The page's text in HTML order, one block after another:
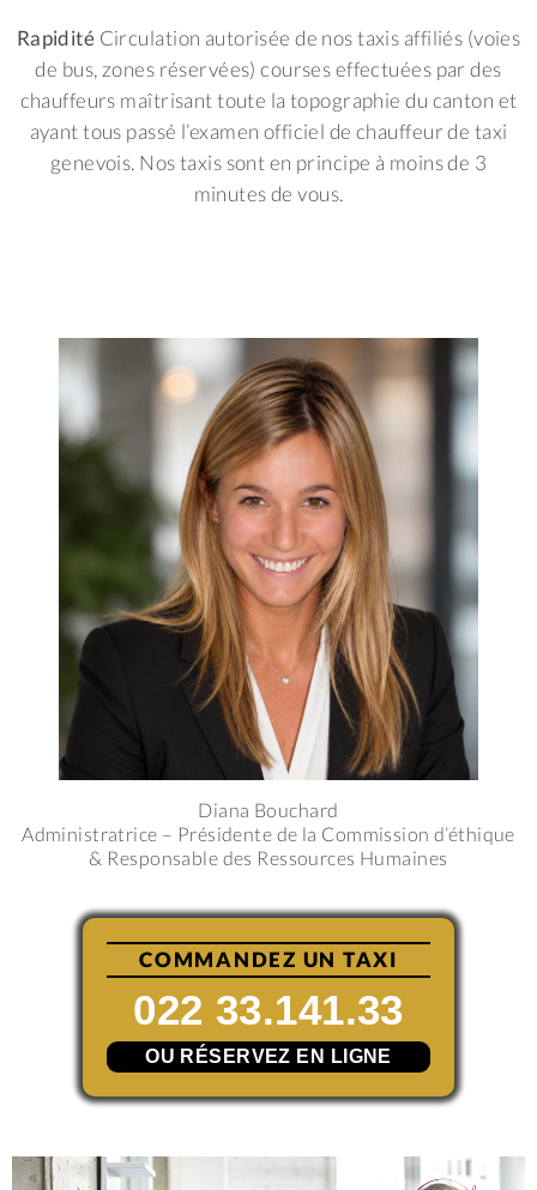
Rapidité Circulation autorisée de nos taxis affiliés (voies
de bus, zones réservées) courses effectuées par des
chauffeurs maîtrisant toute la topographie du canton et
ayant tous passé l’examen officiel de chauffeur de taxi
genevois. Nos taxis sont en principe à moins de 3
minutes de vous.
Diana Bouchard
Administratrice – Présidente de la Commission d’éthique
& Responsable des Ressources Humaines
COMMANDEZ UN TAXI
022 33.141.33
OU RÉSERVEZ EN LIGNE